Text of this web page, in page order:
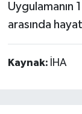
Uygulamanın
arasında
Kaynak: İHA